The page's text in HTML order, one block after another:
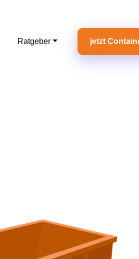
Ratgeber jetzt